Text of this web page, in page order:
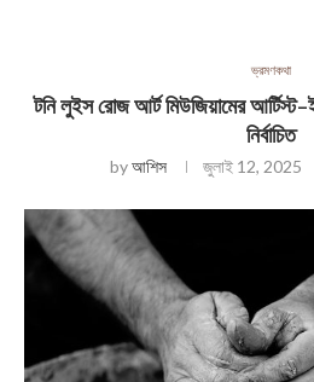
ভ্রমণকথা
টনি লুইস রোজ আর্ট মিউজিয়ামের
নির্বাচিত
byআশিস জুলাই 12, 2025